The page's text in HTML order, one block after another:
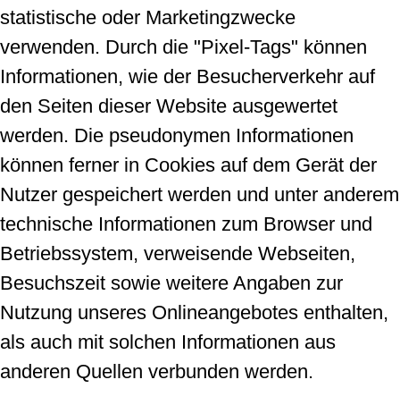
statistische oder Marketingzwecke
verwenden. Durch die "Pixel-Tags" können
Informationen, wie der Besucherverkehr auf
den Seiten dieser Website ausgewertet
werden. Die pseudonymen Informationen
können ferner in Cookies auf dem Gerät der
Nutzer gespeichert werden und unter anderem
technische Informationen zum Browser und
Betriebssystem, verweisende Webseiten,
Besuchszeit sowie weitere Angaben zur
Nutzung unseres Onlineangebotes enthalten,
als auch mit solchen Informationen aus
anderen Quellen verbunden werden.